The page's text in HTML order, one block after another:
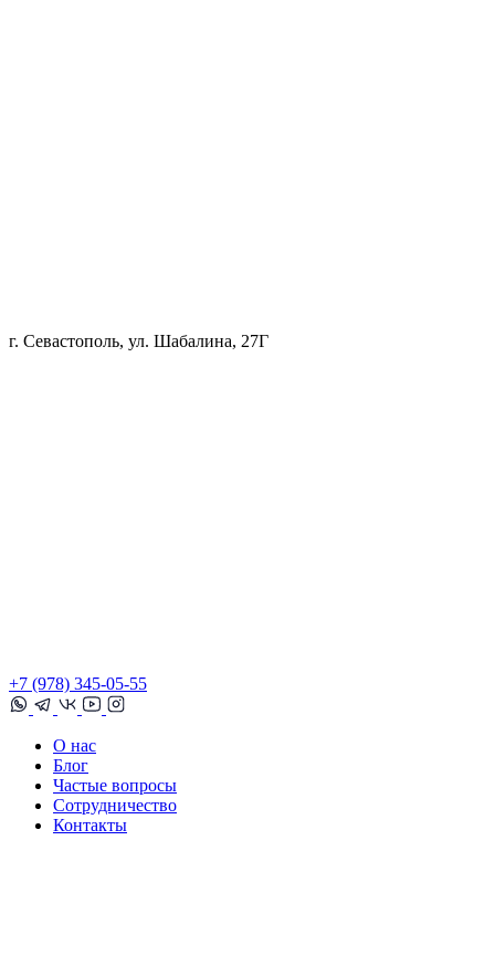
г. Севастополь, ул. Шабалина, 27Г
+7 (978) 345-05-55
О нас
Блог
Частые вопросы
Сотрудничество
Контакты